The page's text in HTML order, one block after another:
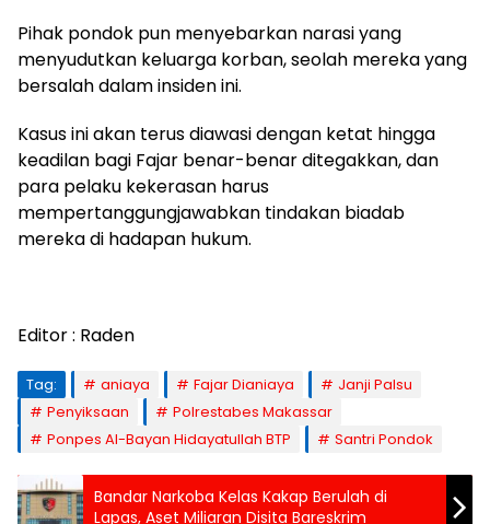
Pihak pondok pun menyebarkan narasi yang
menyudutkan keluarga korban, seolah mereka yang
bersalah dalam insiden ini.
Kasus ini akan terus diawasi dengan ketat hingga
keadilan bagi Fajar benar-benar ditegakkan, dan
para pelaku kekerasan harus
mempertanggungjawabkan tindakan biadab
mereka di hadapan hukum.
Editor : Raden
Tag: aniaya Fajar Dianiaya
Janji Palsu
Penyiksaan
Polrestabes Makassar
Ponpes Al-Bayan Hidayatullah BTP
Santri Pondok
Bandar Narkoba Kelas Kakap Berulah di
Lapas, Aset Miliaran Disita Bareskrim